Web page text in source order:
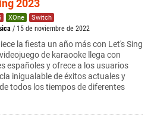
2023
XOne Switch
/ 15 de noviembre de 2022
la fiesta un año más con Let's Sing
de karaooke llega con
españoles y ofrece a los usuarios
inigualable de éxitos actuales y
todos los tiempos de diferentes